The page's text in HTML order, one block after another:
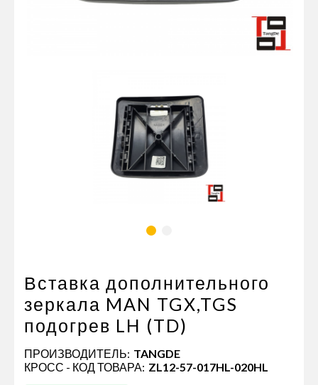
Пневматические соединения
Автономное отопление и
кондиционировани
Стяжные ремни и тросы
Вставка дополнительного
зеркала MAN TGX,TGS
подогрев LH (TD)
ПРОИЗВОДИТЕЛЬ: TANGDE
КРОСС - КОД ТОВАРА: ZL12-57-017HL-020HL